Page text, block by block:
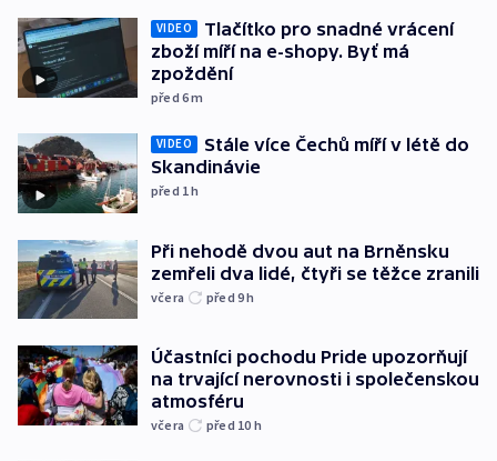
VIDEO
Tlačítko pro snadné vrácení
zboží míří na e-shopy. Byť má
zpoždění
před 6m
VIDEO
Stále více Čechů míří v létě do
Skandinávie
před 1h
Při nehodě dvou aut na Brněnsku
zemřeli dva lidé, čtyři se těžce zranili
včera před 9h
Účastníci pochodu Pride upozorňují
na trvající nerovnosti i společenskou
atmosféru
včera před 10 h